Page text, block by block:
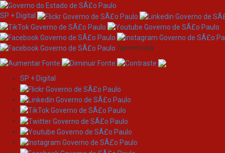
Skip
navigation
SP + Digital
/governosp
SP + Digital
Search